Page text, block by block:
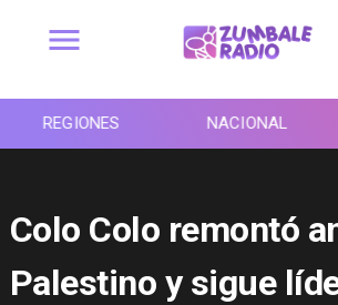
REGIONES NACIONAL
Colo Colo remontó
Palestino y sigue